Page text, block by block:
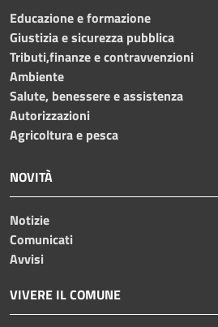
Educazione e formazione
Giustizia e sicurezza pubblica
Tributi,finanze e contravvenzioni
Ambiente
Salute, benessere e assistenza
Autorizzazioni
Agricoltura e pesca
NOVITÀ
Notizie
Comunicati
Avvisi
VIVERE IL COMUNE